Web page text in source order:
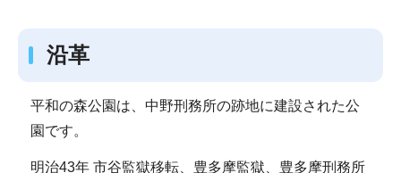
沿革
平和の森公園は、中野刑務所の跡地に建設された公
園です。
明治43年 市谷監獄移転、豊多摩監獄、豊多摩刑務所